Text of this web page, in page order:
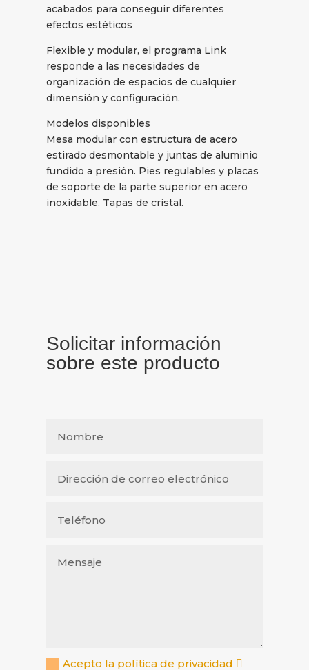
acabados para conseguir diferentes
efectos estéticos
Flexible y modular, el programa Link
responde a las necesidades de
organización de espacios de cualquier
dimensión y configuración.
Modelos disponibles
Mesa modular con estructura de acero
estirado desmontable y juntas de aluminio
fundido a presión. Pies regulables y placas
de soporte de la parte superior en acero
inoxidable. Tapas de cristal.
Solicitar información
sobre este producto
Acepto la política de privacidad